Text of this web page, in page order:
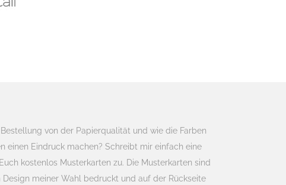
von der Papierqualität und wie die Farben
einen Eindruck machen? Schreibt mir einfach eine
kostenlos Musterkarten zu. Die Musterkarten sind
meiner Wahl bedruckt und auf der Rückseite